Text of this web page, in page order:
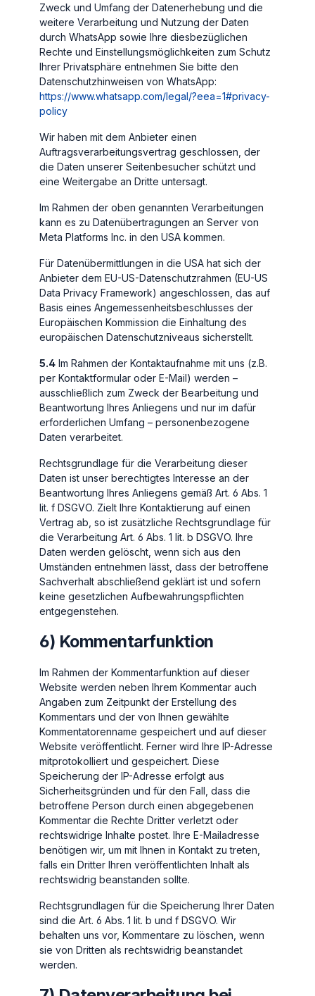
Zweck und Umfang der Datenerhebung und die
weitere Verarbeitung und Nutzung der Daten
durch WhatsApp sowie Ihre diesbezüglichen
Rechte und Einstellungsmöglichkeiten zum Schutz
Ihrer Privatsphäre entnehmen Sie bitte den
Datenschutzhinweisen von WhatsApp:
https://www.whatsapp.com/legal/?eea=1#privacy-
policy
Wir haben mit dem Anbieter einen
Auftragsverarbeitungsvertrag geschlossen, der
die Daten unserer Seitenbesucher schützt und
eine Weitergabe an Dritte untersagt.
Im Rahmen der oben genannten Verarbeitungen
kann es zu Datenübertragungen an Server von
Meta Platforms Inc. in den USA kommen.
Für Datenübermittlungen in die USA hat sich der
Anbieter dem EU-US-Datenschutzrahmen (EU-US
Data Privacy Framework) angeschlossen, das auf
Basis eines Angemessenheitsbeschlusses der
Europäischen Kommission die Einhaltung des
europäischen Datenschutzniveaus sicherstellt.
5.4 Im Rahmen der Kontaktaufnahme mit uns (z.B.
per Kontaktformular oder E-Mail) werden –
ausschließlich zum Zweck der Bearbeitung und
Beantwortung Ihres Anliegens und nur im dafür
erforderlichen Umfang – personenbezogene
Daten verarbeitet.
Rechtsgrundlage für die Verarbeitung dieser
Daten ist unser berechtigtes Interesse an der
Beantwortung Ihres Anliegens gemäß Art. 6 Abs. 1
lit. f DSGVO. Zielt Ihre Kontaktierung auf einen
Vertrag ab, so ist zusätzliche Rechtsgrundlage für
die Verarbeitung Art. 6 Abs. 1 lit. b DSGVO. Ihre
Daten werden gelöscht, wenn sich aus den
Umständen entnehmen lässt, dass der betroffene
Sachverhalt abschließend geklärt ist und sofern
keine gesetzlichen Aufbewahrungspflichten
entgegenstehen.
6) Kommentarfunktion
Im Rahmen der Kommentarfunktion auf dieser
Website werden neben Ihrem Kommentar auch
Angaben zum Zeitpunkt der Erstellung des
Kommentars und der von Ihnen gewählte
Kommentatorenname gespeichert und auf dieser
Website veröffentlicht. Ferner wird Ihre IP-Adresse
mitprotokolliert und gespeichert. Diese
Speicherung der IP-Adresse erfolgt aus
Sicherheitsgründen und für den Fall, dass die
betroffene Person durch einen abgegebenen
Kommentar die Rechte Dritter verletzt oder
rechtswidrige Inhalte postet. Ihre E-Mailadresse
benötigen wir, um mit Ihnen in Kontakt zu treten,
falls ein Dritter Ihren veröffentlichten Inhalt als
rechtswidrig beanstanden sollte.
Rechtsgrundlagen für die Speicherung Ihrer Daten
sind die Art. 6 Abs. 1 lit. b und f DSGVO. Wir
behalten uns vor, Kommentare zu löschen, wenn
sie von Dritten als rechtswidrig beanstandet
werden.